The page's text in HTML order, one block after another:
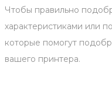
Чтобы правильно
характеристиками или
которые помогут
вашего принтера.